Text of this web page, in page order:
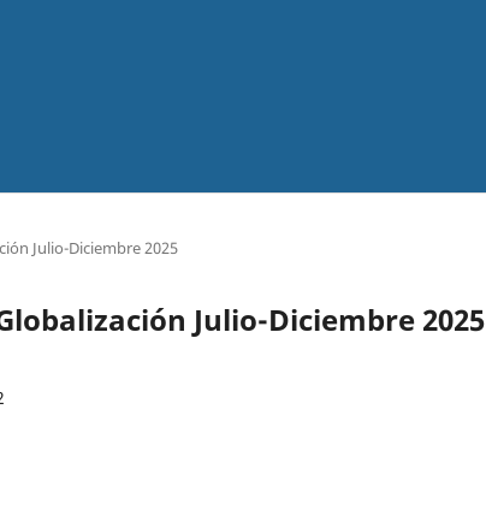
Julio-Diciembre 2025
Julio-Diciembre 2025